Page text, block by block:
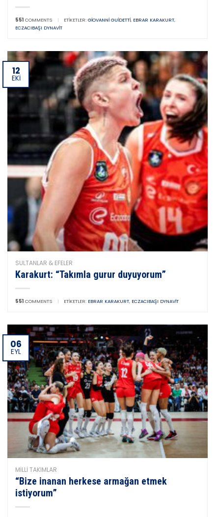
551 COMMENTS | ETIKETLER: GIOVANNI GUIDETTI, EBRAR KARAKURT,
ECZACIBAŞI DYNAVIT
12
EKI
SULTANLAR & EFELER
Karakurt: “Takımla gurur duyuyorum”
551 COMMENTS | ETIKETLER: EBRAR KARAKURT, ECZACIBAŞI DYNAVIT
06
EYL
MILLI TAKIMLAR
“Bize inanan herkese armağan etmek
istiyorum”